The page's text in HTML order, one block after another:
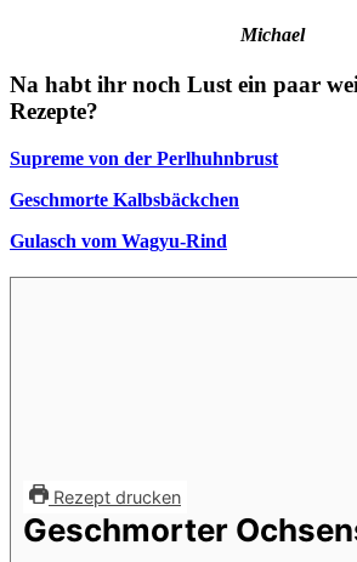
Michael
Na habt ihr noch Lust ein paar
Rezepte?
Supreme von der Perlhuhnbrust
Geschmorte Kalbsbäckchen
Gulasch vom Wagyu-Rind
Rezept drucken
Geschmorter